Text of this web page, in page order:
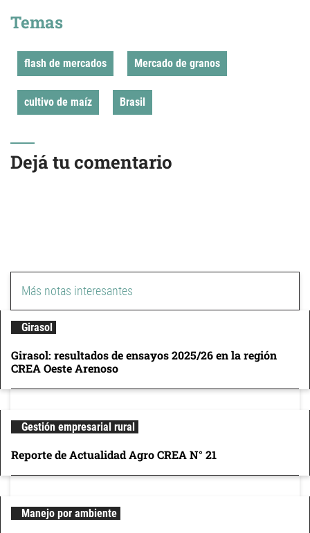
Temas
flash de mercados Mercado de granos
cultivo de maíz Brasil
Dejá tu comentario
Más notas interesantes
Girasol
Girasol: resultados de ensayos 2025/26 en la región
CREA Oeste Arenoso
Gestión empresarial rural
Reporte de Actualidad Agro CREA N° 21
Manejo por ambiente